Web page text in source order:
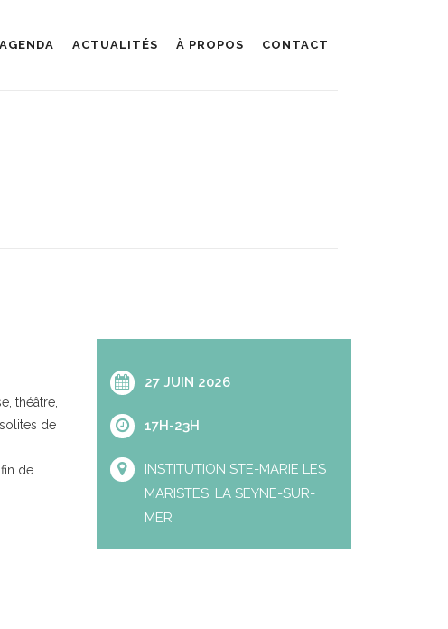
AGENDA ACTUALITÉS À PROPOS CONTACT
théâtre,
de
de
27 JUIN 2026
17H-23H
INSTITUTION STE-MARIE LES
MARISTES, LA SEYNE-SUR-
MER